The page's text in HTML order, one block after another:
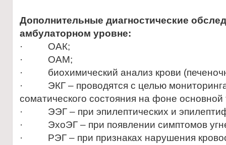
Дополнительные диагностические
амбулаторном уровне:
· ОАК;
· ОАМ;
· биохимический анализ крови
· ЭКГ – проводятся с целью
соматического состояния на фоне основной
· ЭЭГ – при эпилептических и
· ЭхоЭГ – при появлении симптомов
· РЭГ – при признаках нарушения